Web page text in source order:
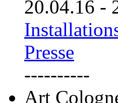
20.04.16 -
Presse
----------
Art